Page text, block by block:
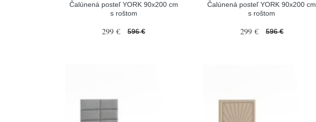
Čalúnená posteľ YORK 90x200 cm
s roštom
299 € 596 €
Čalúnená posteľ YORK 90x200 cm
s roštom
299 € 596 €